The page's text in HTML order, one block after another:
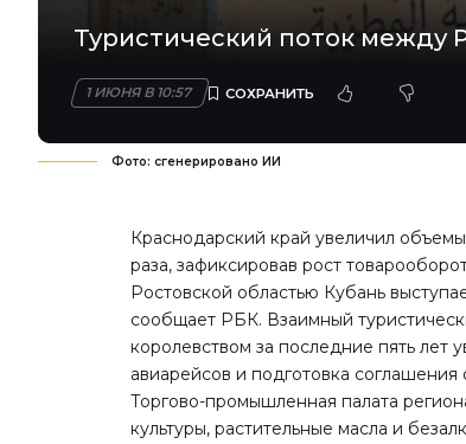
Туристический поток между
1 ИЮНЯ В 10:57
Фото: сгенерировано ИИ
Краснодарский край увеличил
раза, зафиксировав рост
Ростовской областью Кубань
сообщает РБК. Взаимный
королевством за последние пять лет
авиарейсов и подготовка
Торгово-промышленная палата
культуры, растительные масла и